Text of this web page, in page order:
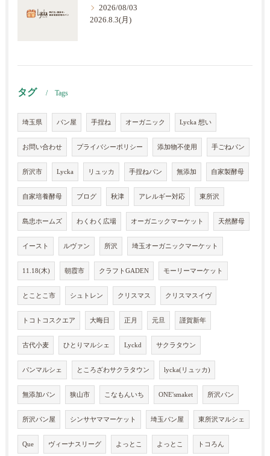
2026/08/03
2026.8.3(月)
タグ Tags
埼玉県 パン屋 手捏ね オーガニック Lycka 想い
お問い合わせ プライバシーポリシー 添加物不使用 手ごねパン
所沢市 Lycka リュッカ 手捏ねパン 無添加 自家製酵母
自家培養酵母 ブログ 秋津 アレルギー対応 東所沢
島忠ホームズ わくわく広場 オーガニックマーケット 天然酵母
イースト ルヴァン 所沢 埼玉オーガニックマーケット
11.18(木) 朝霞市 クラフトGADEN モーリーマーケット
とことこ市 シュトレン クリスマス クリスマスイヴ
トコトコスクエア 大晦日 正月 元旦 謹賀新年
古代小麦 ひとりマルシェ Lyckd サクラタウン
パンマルシェ ところざわサクラタウン lycka(リュッカ)
無添加パン 狭山市 こなもんいち ONE'smaket 所沢パン
所沢パン屋 シンサヤママーケット 埼玉パン屋 東所沢マルシェ
Que ヴィーナスリーグ よっとこ よっとこ トコろん